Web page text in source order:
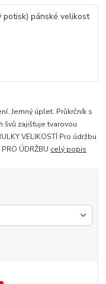
Jemný úplet. Průkrčník s
zajišťuje tvarovou
VELIKOSTÍ Pro údržbu
ÚDRŽBU celý popis